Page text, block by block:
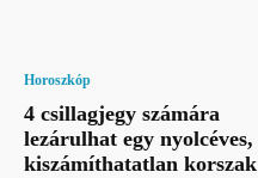
Horoszkóp
4 csillagjegy számára
lezárulhat egy nyolcéves,
kiszámíthatatlan korszak